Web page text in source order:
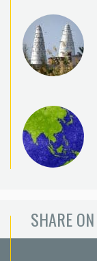
SHARE ON